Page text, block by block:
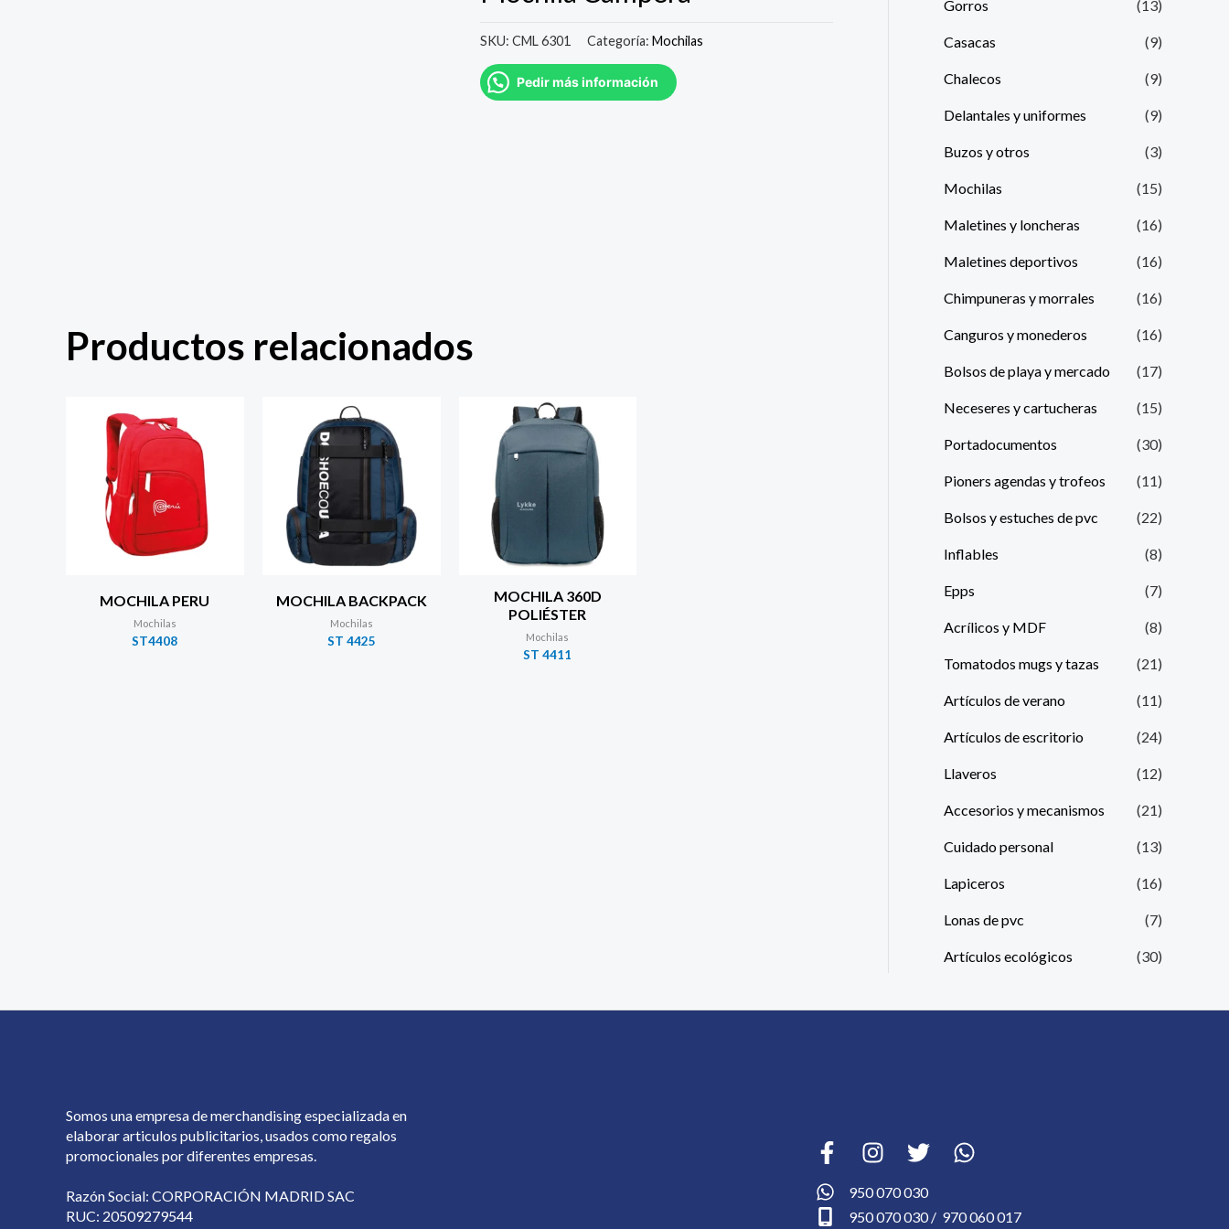
SKU:CML 6301 Categoría:Mochilas
Pedir más información
Productos relacionados
MOCHILA PERU
Mochilas
ST4408
MOCHILA BACKPACK
Mochilas
ST 4425
MOCHILA 360D
POLIÉSTER
Mochilas
ST 4411
Gorros (13)
Casacas (9)
Chalecos (9)
Delantales y uniformes (9)
Buzos y otros (3)
Mochilas (15)
Maletines y loncheras (16)
Maletines deportivos (16)
Chimpuneras y morrales (16)
Canguros y monederos (16)
Bolsos de playa y mercado (17)
Neceseres y cartucheras (15)
Portadocumentos (30)
Pioners agendas y trofeos (11)
Bolsos y estuches de pvc (22)
Inflables (8)
Epps (7)
Acrílicos y MDF (8)
Tomatodos mugs y tazas (21)
Artículos de verano (11)
Artículos de escritorio (24)
Llaveros (12)
Accesorios y mecanismos (21)
Cuidado personal (13)
Lapiceros (16)
Lonas de pvc (7)
Artículos ecológicos (30)
Somos una empresa de merchandising especializada en
elaborar articulos publicitarios, usados como regalos
promocionales por diferentes empresas.
Razón Social: CORPORACIÓN MADRID SAC
RUC: 20509279544
950 070 030
950 070 030 / 970 060 017